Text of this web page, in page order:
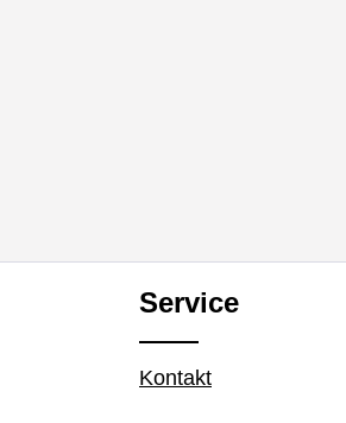
Service
Kontakt